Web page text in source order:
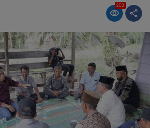
202